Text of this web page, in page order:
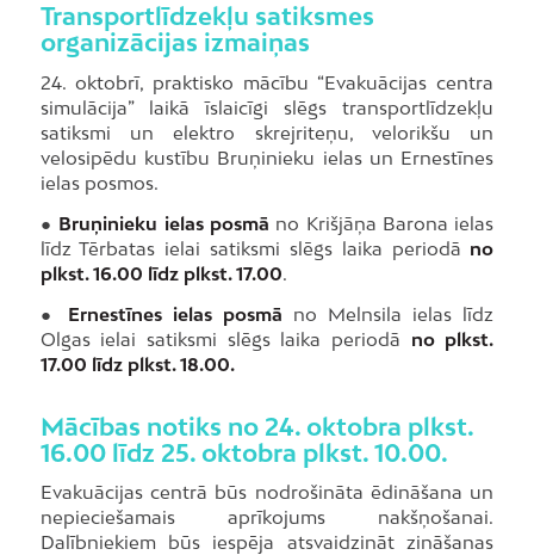
Transportlīdzekļu satiksmes
organizācijas izmaiņas
24. oktobrī, praktisko mācību “Evakuācijas centra
simulācija” laikā īslaicīgi slēgs transportlīdzekļu
satiksmi un elektro skrejriteņu, velorikšu un
velosipēdu kustību Bruņinieku ielas un Ernestīnes
ielas posmos.
● Bruņinieku ielas posmā no Krišjāņa Barona ielas
līdz Tērbatas ielai satiksmi slēgs laika periodā no
plkst. 16.00 līdz plkst. 17.00.
● Ernestīnes ielas posmā no Melnsila ielas līdz
Olgas ielai satiksmi slēgs laika periodā no plkst.
17.00 līdz plkst. 18.00.
Mācības notiks no 24. oktobra plkst.
16.00 līdz 25. oktobra plkst. 10.00.
Evakuācijas centrā būs nodrošināta ēdināšana un
nepieciešamais aprīkojums nakšņošanai.
Dalībniekiem būs iespēja atsvaidzināt zināšanas